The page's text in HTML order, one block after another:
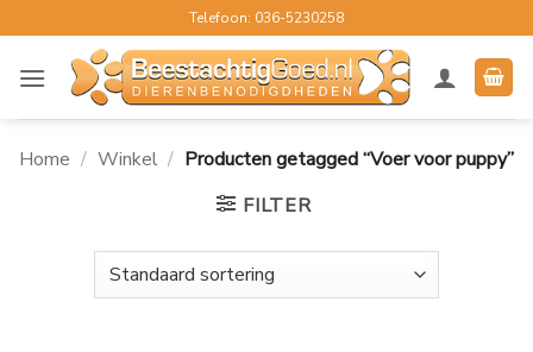
naar
inhoud
Telefoon: 036-5230258
Home / Winkel / Producten getagged “Voer voor puppy”
FILTER